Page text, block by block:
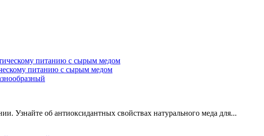
питанию с сырым медом
Узнайте об антиоксидантных свойствах натурального меда для...